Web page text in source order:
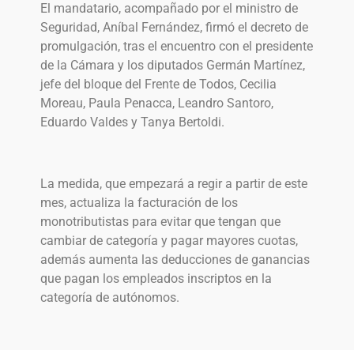
El mandatario, acompañado por el ministro de
Seguridad, Aníbal Fernández, firmó el decreto de
promulgación, tras el encuentro con el presidente
de la Cámara y los diputados Germán Martínez,
jefe del bloque del Frente de Todos, Cecilia
Moreau, Paula Penacca, Leandro Santoro,
Eduardo Valdes y Tanya Bertoldi.
La medida, que empezará a regir a partir de este
mes, actualiza la facturación de los
monotributistas para evitar que tengan que
cambiar de categoría y pagar mayores cuotas,
además aumenta las deducciones de ganancias
que pagan los empleados inscriptos en la
categoría de autónomos.